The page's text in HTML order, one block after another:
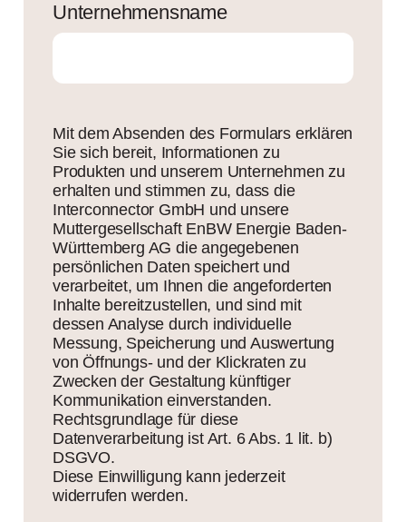
Unternehmensname
Mit dem Absenden des Formulars erklären
Sie sich bereit, Informationen zu
Produkten und unserem Unternehmen zu
erhalten und stimmen zu, dass die
Interconnector GmbH und unsere
Muttergesellschaft EnBW Energie Baden-
Württemberg AG die angegebenen
persönlichen Daten speichert und
verarbeitet, um Ihnen die angeforderten
Inhalte bereitzustellen, und sind mit
dessen Analyse durch individuelle
Messung, Speicherung und Auswertung
von Öffnungs- und der Klickraten zu
Zwecken der Gestaltung künftiger
Kommunikation einverstanden.
Rechtsgrundlage für diese
Datenverarbeitung ist Art. 6 Abs. 1 lit. b)
DSGVO.
Diese Einwilligung kann jederzeit
widerrufen werden.